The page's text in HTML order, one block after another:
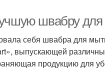
швабру для
себя швабра для
выпускающей
продукцию для